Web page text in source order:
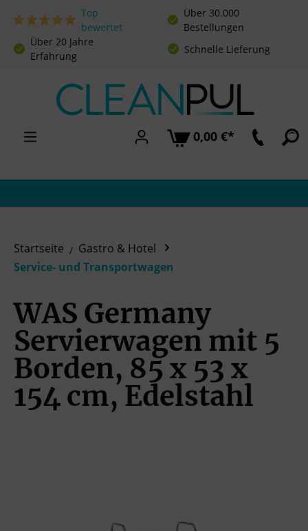
Zum Hauptinhalt springen
Top
bewertet
Über 30.000
Bestellungen
Über 20 Jahre
Erfahrung
Schnelle Lieferung
0,00 €*
Startseite
Gastro & Hotel
Service- und Transportwagen
WAS Germany
Servierwagen mit 5
Borden, 85 x 53 x
154 cm, Edelstahl
Bildergalerie überspringen